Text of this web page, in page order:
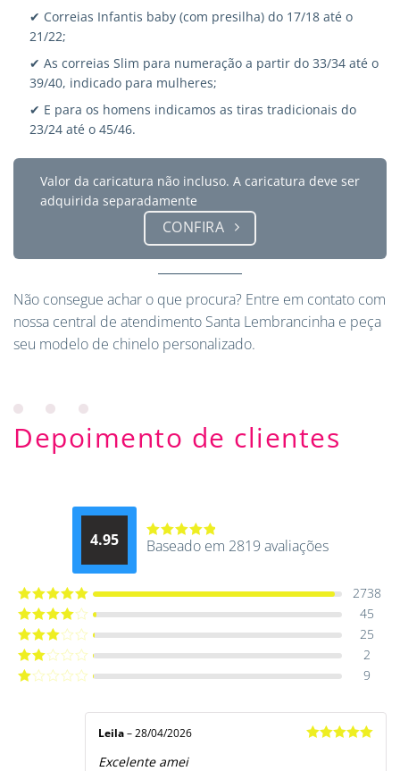
✔ Correias Infantis baby (com presilha) do 17/18 até o
21/22;
✔ As correias Slim para numeração a partir do 33/34 até o
39/40, indicado para mulheres;
✔ E para os homens indicamos as tiras tradicionais do
23/24 até o 45/46.
Valor da caricatura não incluso. A caricatura deve ser
adquirida separadamente
CONFIRA
Não consegue achar o que procura? Entre em contato com
nossa central de atendimento Santa Lembrancinha e peça
seu modelo de chinelo personalizado.
Depoimento de clientes
4.95
Avaliação
Baseado em 2819 avaliações
Avaliação5
2738
Avaliação
45
Avaliação
25
Avaliação
2
9
Leila – 28/04/2026
Excelente amei